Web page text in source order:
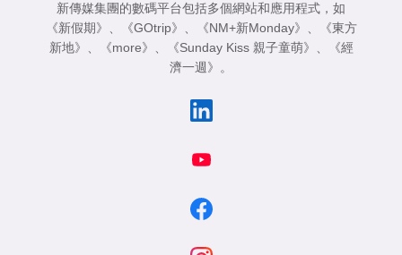
新傳媒集團的數碼平台包括多個網站和應用程式，如
《新假期》 、 《GOtrip》 、 《NM+新Monday》 、
《東方
新地》 、 《more》 、 《Sunday Kiss 親子童萌》 、
《經
濟一週》 。